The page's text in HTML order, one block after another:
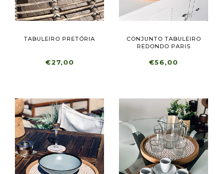
TABULEIRO PRETÓRIA
€27,00
CONJUNTO TABULEIRO
REDONDO PARIS
€56,00